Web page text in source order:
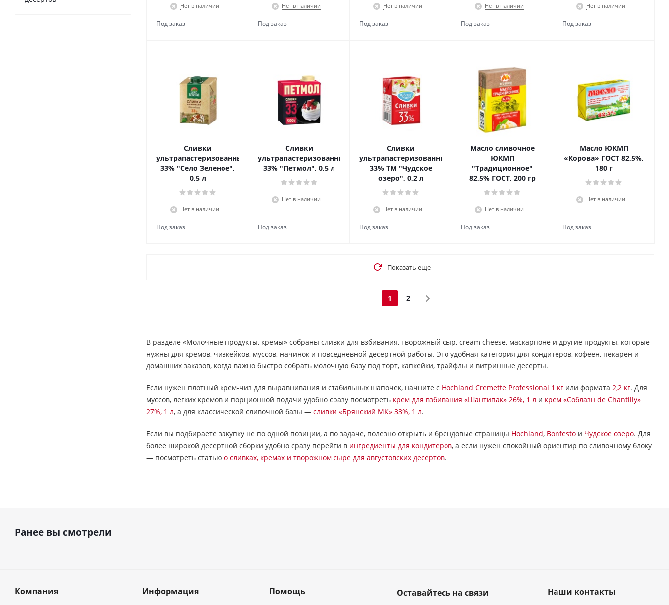
Нет в наличии Нет в наличии Нет в наличии Нет в наличии Нет в наличии
Сливки
ультрапастеризованные,
33% "Село Зеленое",
0,5 л
Нет в наличии
Сливки
ультрапастеризованные,
33% "Петмол", 0,5 л
Нет в наличии
Сливки
ультрапастеризованные,
33% ТМ "Чудское
озеро", 0,2 л
Нет в наличии
Масло сливочное
ЮКМП
"Традиционное"
82,5% ГОСТ, 200 гр
Нет в наличии
Масло ЮКМП
«Корова» ГОСТ 82,5%,
180 г
Нет в наличии
Показать еще
1 2
В разделе «Молочные продукты, кремы» собраны сливки для взбивания, творожный сыр, cream cheese, маскарпоне и другие продукты, которые
нужны для кремов, чизкейков, муссов, начинок и повседневной десертной работы. Это удобная категория для кондитеров, кофеен, пекарен и
домашних заказов, когда важно быстро собрать молочную базу под торт, капкейки, трайфлы и витринные десерты.
Если нужен плотный крем-чиз для выравнивания и стабильных шапочек, начните с Hochland Cremette Professional 1 кг или формата 2,2 кг. Для
муссов, легких кремов и порционной подачи удобно сразу посмотреть крем для взбивания «Шантипак» 26%, 1 л и крем «Соблазн de Chantilly»
27%, 1 л, а для классической сливочной базы — сливки «Брянский МК» 33%, 1 л.
Если вы подбираете закупку не по одной позиции, а по задаче, полезно открыть и брендовые страницы Hochland, Bonfesto и Чудское озеро. Для
более широкой десертной сборки удобно сразу перейти в ингредиенты для кондитеров, а если нужен спокойный ориентир по сливочному блоку
— посмотреть статью о сливках, кремах и творожном сыре для августовских десертов.
Ранее вы смотрели
Компания Информация Помощь Оставайтесь на связи Наши контакты